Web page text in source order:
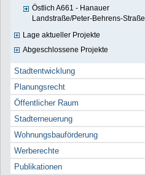
Östlich A661 - Hanauer
Landstraße/Peter-Behrens-Straße
Lage aktueller Projekte
Abgeschlossene Projekte
Stadtentwicklung
Planungsrecht
Öffentlicher Raum
Stadterneuerung
Wohnungsbauförderung
Werberechte
Publikationen